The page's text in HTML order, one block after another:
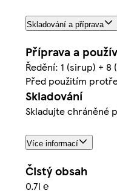
Skladování a příprava
Příprava a
Ředění: 1 (sirup) + 8
Před použitím
Skladování
Skladujte chráněné
Více informací
Čistý obsah
0.7l ℮